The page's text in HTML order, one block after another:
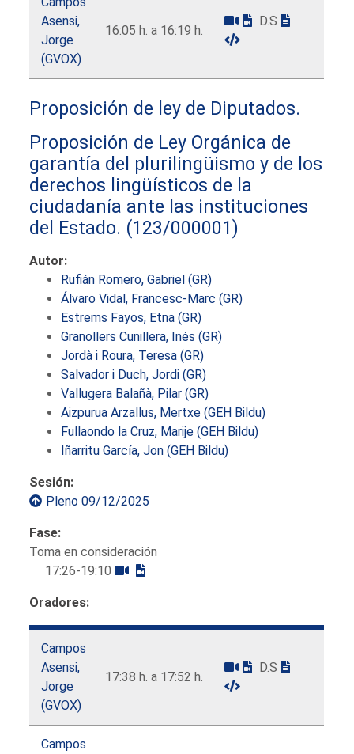
Asensi,
Jorge
(GVOX)
16:05 h. a 16:19 h.
D.S
Proposición de ley de Diputados.
Proposición de Ley Orgánica de
garantía del plurilingüismo y de los
derechos lingüísticos de la
ciudadanía ante las instituciones
del Estado. (123/000001)
Autor:
Rufián Romero, Gabriel (GR)
Álvaro Vidal, Francesc-Marc (GR)
Estrems Fayos, Etna (GR)
Granollers Cunillera, Inés (GR)
Jordà i Roura, Teresa (GR)
Salvador i Duch, Jordi (GR)
Vallugera Balañà, Pilar (GR)
Aizpurua Arzallus, Mertxe (GEH Bildu)
Fullaondo la Cruz, Marije (GEH Bildu)
Iñarritu García, Jon (GEH Bildu)
Sesión:
Pleno 09/12/2025
Fase:
Toma en consideración
17:26-19:10
Oradores:
Campos
Asensi,
Jorge
(GVOX)
17:38 h. a 17:52 h.
D.S
Campos